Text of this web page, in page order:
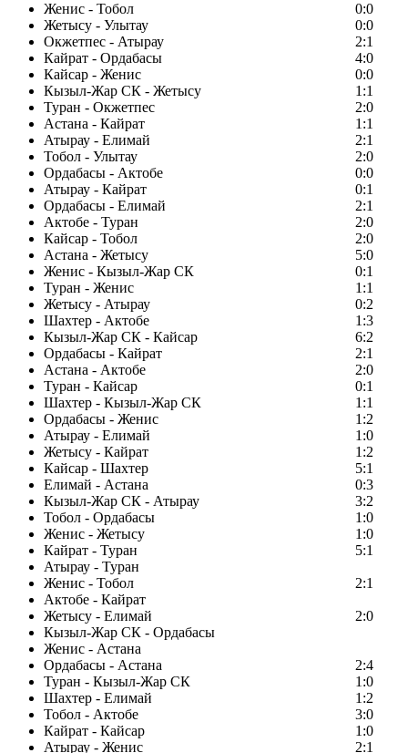
Женис - Тобол
0:0
Жетысу - Улытау
0:0
Окжетпес - Атырау
2:1
Кайрат - Ордабасы
4:0
Кайсар - Женис
0:0
Кызыл-Жар СК - Жетысу
1:1
Туран - Окжетпес
2:0
Астана - Кайрат
1:1
Атырау - Елимай
2:1
Тобол - Улытау
2:0
Ордабасы - Актобе
0:0
Атырау - Кайрат
0:1
Ордабасы - Елимай
2:1
Актобе - Туран
2:0
Кайсар - Тобол
2:0
Астана - Жетысу
5:0
Женис - Кызыл-Жар СК
0:1
Туран - Женис
1:1
Жетысу - Атырау
0:2
Шахтер - Актобе
1:3
Кызыл-Жар СК - Кайсар
6:2
Ордабасы - Кайрат
2:1
Астана - Актобе
2:0
Туран - Кайсар
0:1
Шахтер - Кызыл-Жар СК
1:1
Ордабасы - Женис
1:2
Атырау - Елимай
1:0
Жетысу - Кайрат
1:2
Кайсар - Шахтер
5:1
Елимай - Астана
0:3
Кызыл-Жар СК - Атырау
3:2
Тобол - Ордабасы
1:0
Женис - Жетысу
1:0
Кайрат - Туран
5:1
Атырау - Туран
Женис - Тобол
2:1
Актобе - Кайрат
Жетысу - Елимай
2:0
Кызыл-Жар СК - Ордабасы
Женис - Астана
Ордабасы - Астана
2:4
Туран - Кызыл-Жар СК
1:0
Шахтер - Елимай
1:2
Тобол - Актобе
3:0
Кайрат - Кайсар
1:0
Атырау - Женис
2:1